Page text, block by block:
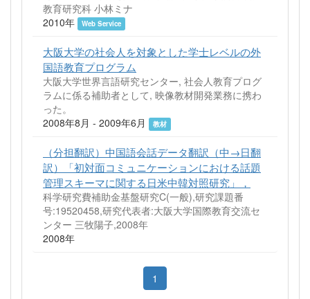
教育研究科 小林ミナ
2010年
Web Service
大阪大学の社会人を対象とした学士レベルの外
国語教育プログラム
大阪大学世界言語研究センター, 社会人教育プログ
ラムに係る補助者として, 映像教材開発業務に携わ
った。
2008年8月 - 2009年6月
教材
（分担翻訳）中国語会話データ翻訳（中→日翻
訳）「初対面コミュニケーションにおける話題
管理スキーマに関する日米中韓対照研究」，
科学研究費補助金基盤研究C(一般),研究課題番
号:19520458,研究代表者:大阪大学国際教育交流セ
ンター 三牧陽子,2008年
2008年
1